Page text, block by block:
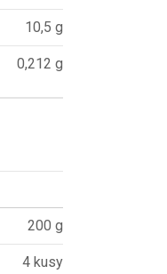
10,5 g
0,212 g
200 g
4 kusy